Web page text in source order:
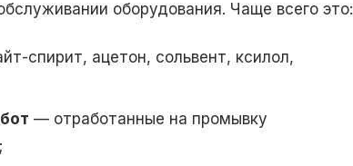
оборудования. Чаще всего это:
спирит, ацетон, сольвент, ксилол,
— отработанные на промывку